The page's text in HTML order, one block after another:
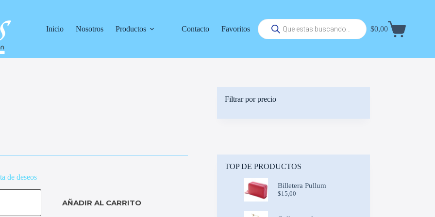
Inicio
Nosotros Productos Contacto Favoritos
Búsqueda
de
productos
Carrito
$0,00
de deseos
AÑADIR AL CARRITO
Filtrar por precio
TOP DE PRODUCTOS
Billetera Pullum
$15,00